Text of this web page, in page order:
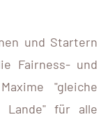
und Startern
Fairness- und
"gleiche
Lande" für alle